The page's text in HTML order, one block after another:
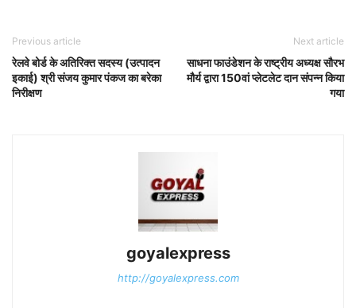
Previous article
रेलवे बोर्ड के अतिरिक्त सदस्य (उत्पादन
इकाई) श्री संजय कुमार पंकज का बरेका
निरीक्षण
Next article
साधना फाउंडेशन के राष्ट्रीय अध्यक्ष सौरभ
मौर्य द्वारा 150वां प्लेटलेट दान संपन्न किया
गया
goyalexpress
http://goyalexpress.com